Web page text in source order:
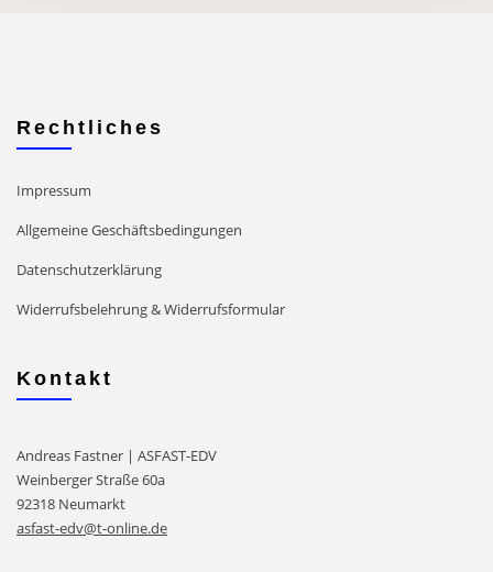
Rechtliches
Impressum
Allgemeine Geschäftsbedingungen
Datenschutzerklärung
Widerrufsbelehrung & Widerrufsformular
Kontakt
Andreas Fastner | ASFAST-EDV
Weinberger Straße 60a
92318 Neumarkt
asfast-edv@t-online.de